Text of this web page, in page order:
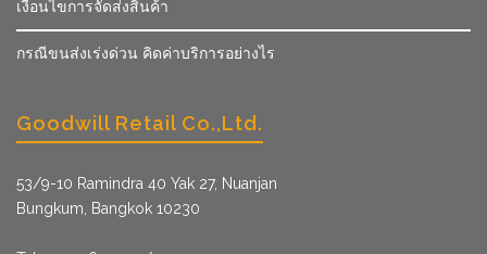
เงื่อนไขการจัดส่งสินค้า
กรณีขนส่งเร่งด่วน คิดค่าบริการอย่างไร
Goodwill Retail Co.,Ltd.
53/9­-10 Ramindra 40 Yak 27, Nuanjan
Bungkum, Bangkok 10230